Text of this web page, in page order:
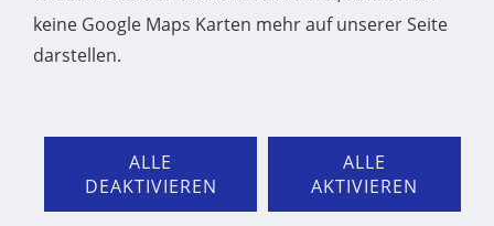
keine Google Maps Karten mehr auf unserer Seite
darstellen.
ALLE
DEAKTIVIEREN
ALLE
AKTIVIEREN